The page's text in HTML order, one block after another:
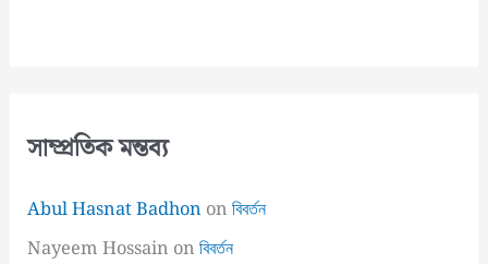
সাম্প্রতিক মন্তব্য
Abul Hasnat Badhon onবিবর্তন
Nayeem Hossain onবিবর্তন